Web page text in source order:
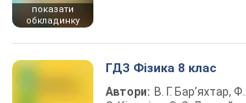
показати
обкладинку
ГДЗ Фізика 8 клас
Автори: В. Г. Бар’яхтар,